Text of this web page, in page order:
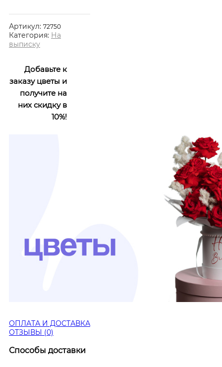
Артикул: 72750
Категория: На
выписку
Добавьте к
заказу цветы и
получите на
них скидку в
10%!
ОПЛАТА И ДОСТАВКА
ОТЗЫВЫ (0)
Способы доставки